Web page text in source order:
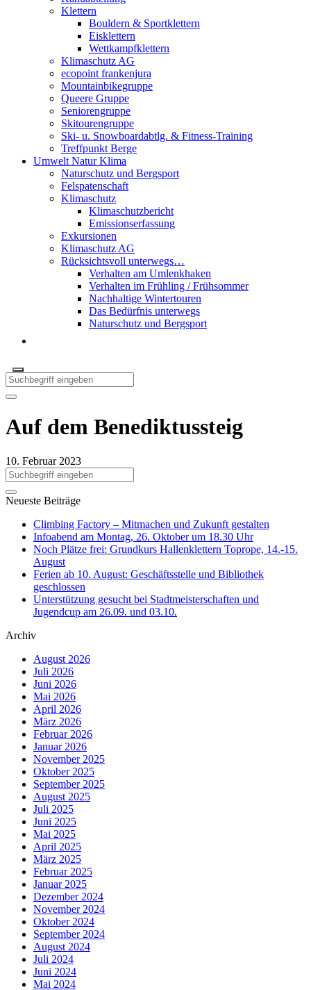
Klettern
Bouldern & Sportklettern
Eisklettern
Wettkampfklettern
Klimaschutz AG
ecopoint frankenjura
Mountainbikegruppe
Queere Gruppe
Seniorengruppe
Skitourengruppe
Ski- u. Snowboardabtlg. & Fitness-Training
Treffpunkt Berge
Umwelt Natur Klima
Naturschutz und Bergsport
Felspatenschaft
Klimaschutz
Klimaschutzbericht
Emissionserfassung
Exkursionen
Klimaschutz AG
Rücksichtsvoll unterwegs…
Verhalten am Umlenkhaken
Verhalten im Frühling / Frühsommer
Nachhaltige Wintertouren
Das Bedürfnis unterwegs
Naturschutz und Bergsport
Auf dem Benediktussteig
10. Februar 2023
Neueste Beiträge
Climbing Factory – Mitmachen und Zukunft gestalten
Infoabend am Montag, 26. Oktober um 18.30 Uhr
Noch Plätze frei: Grundkurs Hallenklettern Toprope, 14.-15.
August
Ferien ab 10. August: Geschäftsstelle und Bibliothek
geschlossen
Unterstützung gesucht bei Stadtmeisterschaften und
Jugendcup am 26.09. und 03.10.
Archiv
August 2026
Juli 2026
Juni 2026
Mai 2026
April 2026
März 2026
Februar 2026
Januar 2026
November 2025
Oktober 2025
September 2025
August 2025
Juli 2025
Juni 2025
Mai 2025
April 2025
März 2025
Februar 2025
Januar 2025
Dezember 2024
November 2024
Oktober 2024
September 2024
August 2024
Juli 2024
Juni 2024
Mai 2024